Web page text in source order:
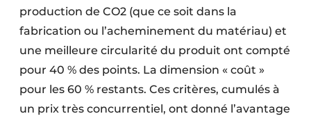
production de CO2 (que ce soit dans la
fabrication ou l’acheminement du matériau) et
une meilleure circularité du produit ont compté
pour 40 % des points. La dimension « coût »
pour les 60 % restants. Ces critères, cumulés à
un prix très concurrentiel, ont donné l’avantage